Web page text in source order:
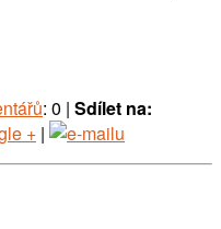
: 0 | Sdílet na:
|